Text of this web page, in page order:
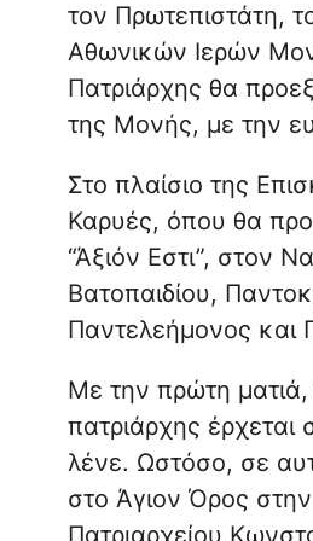
τον Πρωτεπιστάτη,
Αθωνικών Ιερών
Πατριάρχης θα
της Μονής, με την
Στο πλαίσιο της
Καρυές, όπου θα
“Άξιόν Εστι”, στον
Βατοπαιδίου,
Παντελεήμονος και
Με την πρώτη ματιά,
πατριάρχης
λένε. Ωστόσο, σε
στο Άγιον Όρος